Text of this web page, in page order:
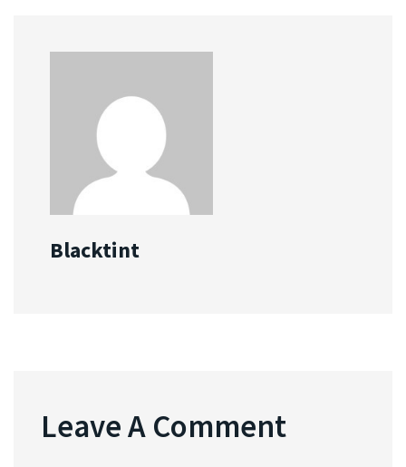
Blacktint
Leave A Comment